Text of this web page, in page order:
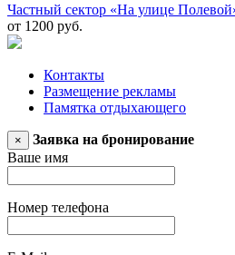
Частный сектор «На улице
от 1200 руб.
Контакты
Размещение рекламы
Памятка отдыхающего
×
Заявка на бронирование
Ваше имя
Номер телефона